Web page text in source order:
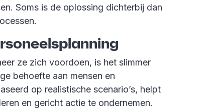
Soms is de oplossing dichterbij dan
ze zich voordoen, is het slimmer
behoefte aan mensen en
op realistische scenario’s, helpt
en gericht actie te ondernemen.